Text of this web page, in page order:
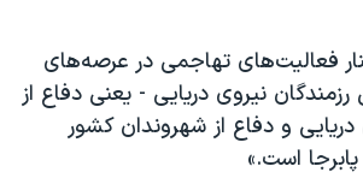
فعالیت‌های تهاجمی در عرصه‌های
نیروی دریایی - یعنی دفاع از
و دفاع از شهروندان کشور
است.»